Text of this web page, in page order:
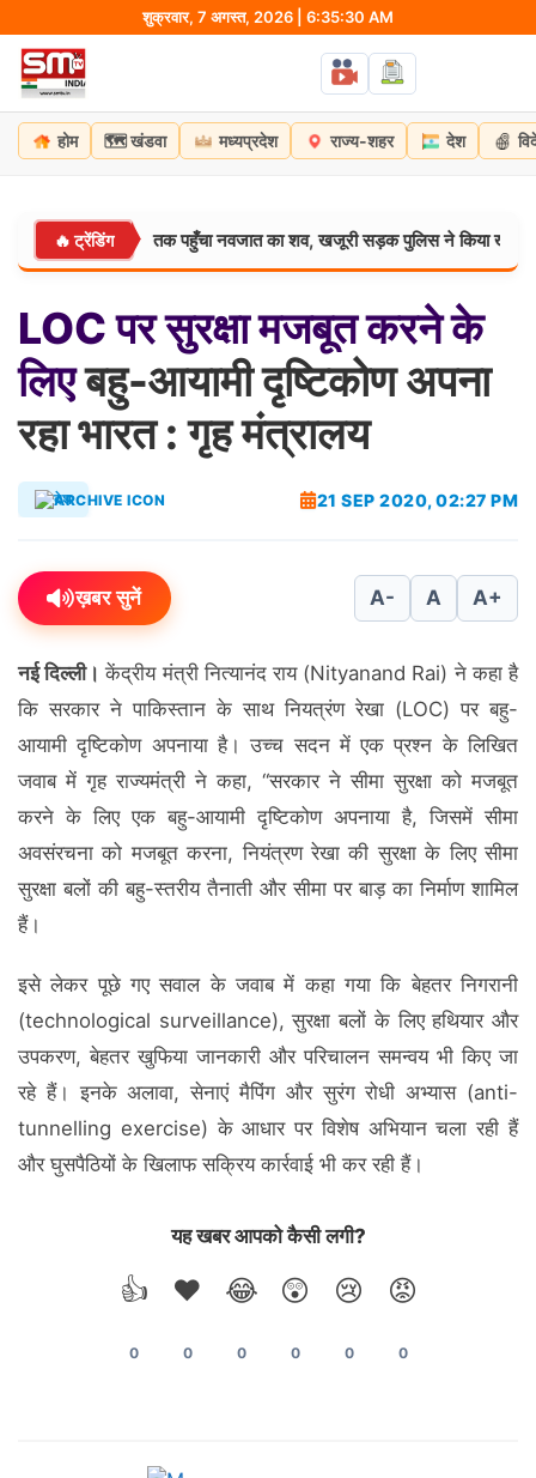
content
शुक्रवार, 7 अगस्त, 2026 | 6:35:31 AM
होम 🗺️ खंडवा मध्यप्रदेश राज्य-शहर देश
🔥 ट्रेंडिंग
बहने पर नाले तक पहुँचा नवजात का शव, खजूरी सड़क पुलिस ने किया खुलासा
LOC परसुरक्षामजबूतकरनेके
लिएबहु-आयामी दृष्टिकोण अपना
रहा भारत : गृह मंत्रालय
देश 21 SEP 2020, 02:27 PM
ख़बर सुनें A- A A+
नई दिल्ली। केंद्रीय मंत्री नित्यानंद राय (Nityanand Rai) ने कहा है
कि सरकार ने पाकिस्तान के साथ नियत्रंण रेखा (LOC) पर बहु-
आयामी दृष्टिकोण अपनाया है। उच्च सदन में एक प्रश्न के लिखित
जवाब में गृह राज्यमंत्री ने कहा, “सरकार ने सीमा सुरक्षा को मजबूत
करने के लिए एक बहु-आयामी दृष्टिकोण अपनाया है, जिसमें सीमा
अवसंरचना को मजबूत करना, नियंत्रण रेखा की सुरक्षा के लिए सीमा
सुरक्षा बलों की बहु-स्तरीय तैनाती और सीमा पर बाड़ का निर्माण शामिल
हैं।
इसे लेकर पूछे गए सवाल के जवाब में कहा गया कि बेहतर निगरानी
(technological surveillance), सुरक्षा बलों के लिए हथियार और
उपकरण, बेहतर खुफिया जानकारी और परिचालन समन्वय भी किए जा
रहे हैं। इनके अलावा, सेनाएं मैपिंग और सुरंग रोधी अभ्यास (anti-
tunnelling exercise) के आधार पर विशेष अभियान चला रही हैं
और घुसपैठियों के खिलाफ सक्रिय कार्रवाई भी कर रही हैं।
यह खबर आपको कैसी लगी?
👍
0
❤️
0
😂
0
😲
0
😢
0
😡
0